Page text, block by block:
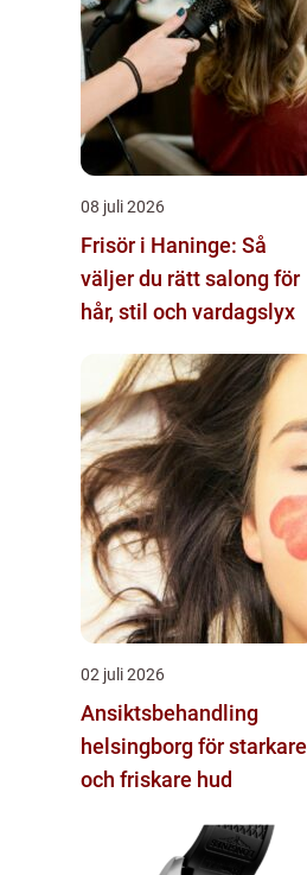
08 juli 2026
Frisör i Haninge: Så
väljer du rätt salong för
hår, stil och vardagslyx
02 juli 2026
Ansiktsbehandling
helsingborg för starkare
och friskare hud